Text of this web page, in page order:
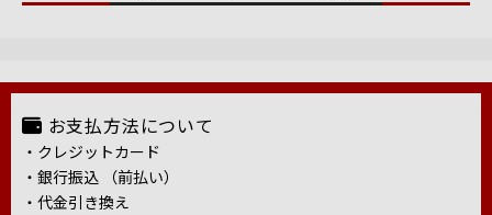
お支払方法について
・クレジットカード
・銀行振込 （前払い）
・代金引き換え